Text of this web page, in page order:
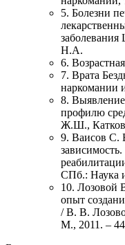
5. Болезни
Н.А.
6.
7. Врата
наркомании
8.
профилю
Ж.Ш.,
9. Ваисов С.
СПб.: Наука
10. Лозовой
опыт
/ В. В.
М., 2011. –